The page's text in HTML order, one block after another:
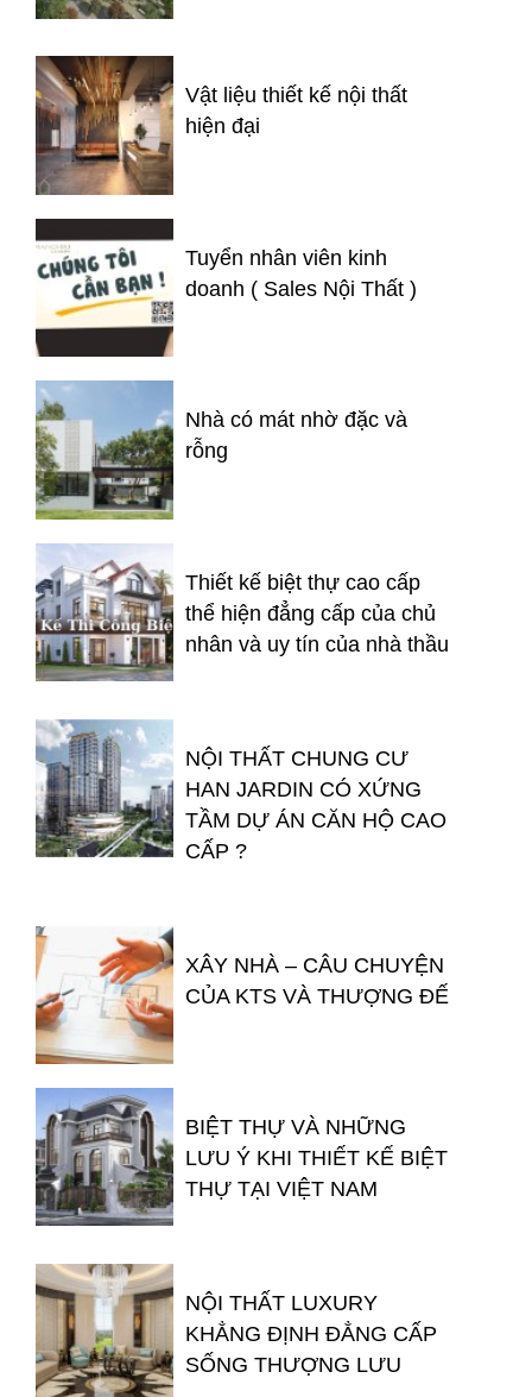
Vật liệu thiết kế nội thất
hiện đại
Tuyển nhân viên kinh
doanh ( Sales Nội Thất )
Nhà có mát nhờ đặc và
rỗng
Thiết kế biệt thự cao cấp
thể hiện đẳng cấp của chủ
nhân và uy tín của nhà thầu
NỘI THẤT CHUNG CƯ
HAN JARDIN CÓ XỨNG
TẦM DỰ ÁN CĂN HỘ CAO
CẤP ?
XÂY NHÀ – CÂU CHUYỆN
CỦA KTS VÀ THƯỢNG ĐẾ
BIỆT THỰ VÀ NHỮNG
LƯU Ý KHI THIẾT KẾ BIỆT
THỰ TẠI VIỆT NAM
NỘI THẤT LUXURY
KHẲNG ĐỊNH ĐẲNG CẤP
SỐNG THƯỢNG LƯU